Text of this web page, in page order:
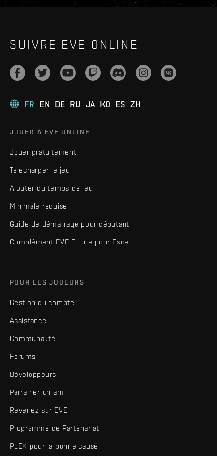
SUIVRE EVE ONLINE
FR EN DE RU JA KO ES ZH
JOUER À EVE ONLINE
Jouer gratuitement
Télécharger le jeu
Ajouter du temps de jeu
Minimale requise
Guide de démarrage pour débutant
Complément EVE Online pour Excel
POUR LES JOUEURS
Gestion du compte
Assistance
Communauté
Forums
Développeurs
Parrainer un ami
Revenez sur EVE
Programme de Partenariat
PLEX pour la bonne cause